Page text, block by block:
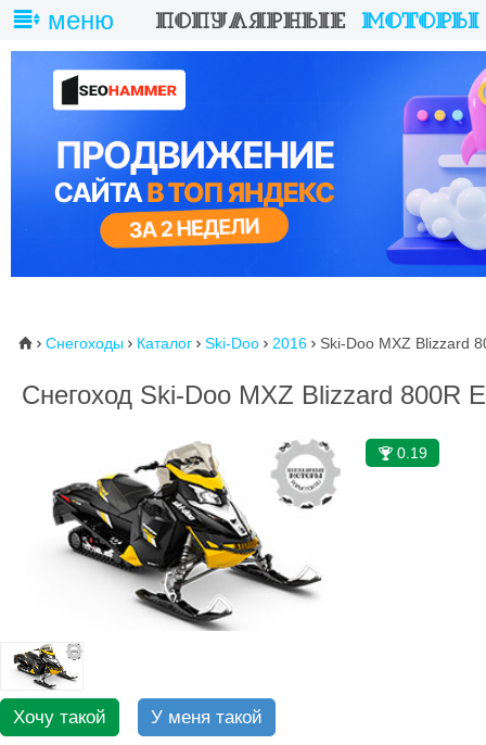
меню
⌂  Снегоходы  Каталог  Ski-Doo  2016  Ski-Doo MXZ Blizzard
Снегоход Ski-Doo MXZ Blizzard 800R
Хочу такой У меня такой
🏆0.19